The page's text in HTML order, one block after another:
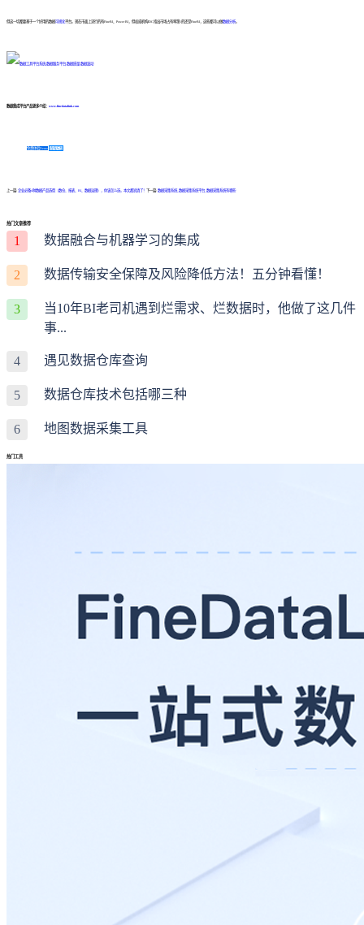
但这一切都要基于一个好用的数据 可视化平台。现在市面上流行的有FineBI、Power BI，但权威机构IDC指出市场占有率第1的还是FineBI，这些都可以做数据分析
数据集成平台产品更多介绍： www.finedatalink.com
免费体验Demo 咨询方案
上一篇: 企业必备4种数据产品选型（数仓、报表、BI、数据治理），你该怎么选，本文都说清了！ 下一篇: 数据采集系统_数据采集系统平台_数据采集系统有哪些
热门文章推荐
1 数据融合与机器学习的集成
2 数据传输安全保障及风险降低方法！五分钟看懂！
3
当10年BI老司机遇到烂需求、烂数据时，他做了这几件
事...
4 遇见数据仓库查询
5 数据仓库技术包括哪三种
6 地图数据采集工具
热门工具